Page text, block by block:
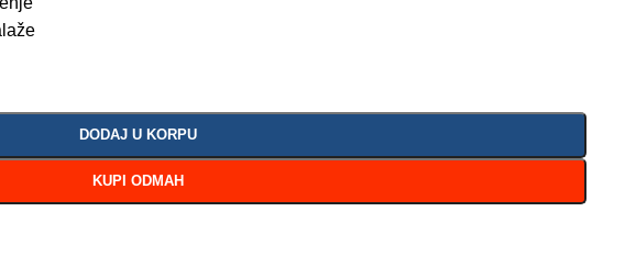
DODAJ U KORPU
KUPI ODMAH